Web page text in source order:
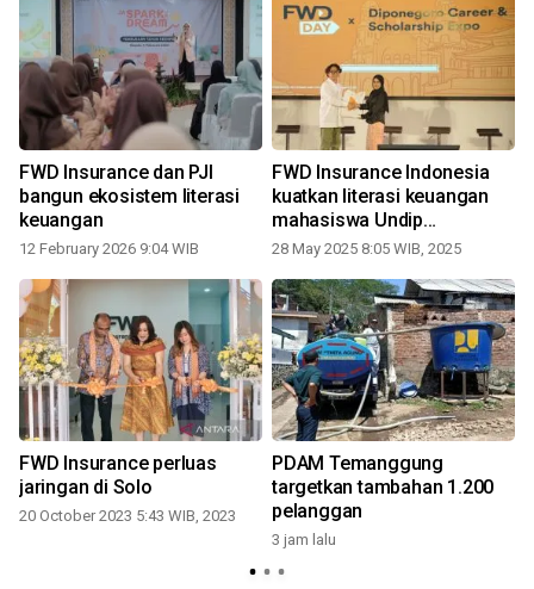
FWD Insurance dan PJI
bangun ekosistem literasi
keuangan
12 February 2026 9:04 WIB
FWD Insurance Indonesia
kuatkan literasi keuangan
mahasiswa Undip
Semarang
28 May 2025 8:05 WIB, 2025
FWD Insurance perluas
jaringan di Solo
20 October 2023 5:43 WIB, 2023
PDAM Temanggung
targetkan tambahan 1.200
pelanggan
3 jam lalu